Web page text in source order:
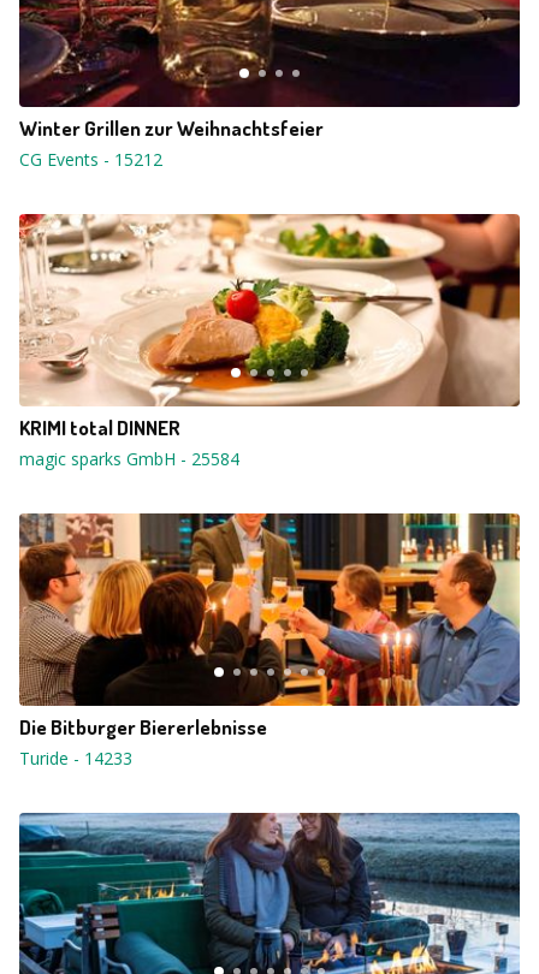
Winter Grillen zur Weihnachtsfeier
CG Events - 15212
KRIMI total DINNER
magic sparks GmbH - 25584
Die Bitburger Biererlebnisse
Turide - 14233